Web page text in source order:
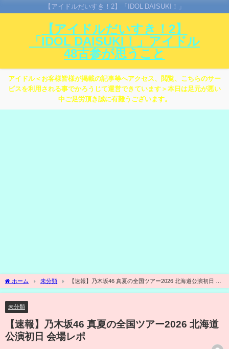
【アイドルだいすき！2】「IDOL DAISUKI！」
【アイドルだいすき！2】
「IDOL DAISUKI！」アイドル
48古参が思うこと
アイドル＜お客様皆様が掲載の記事等へアクセス、閲覧、こちらのサー
ビスを利用される事でかろうじて運営できています＞本日は足元が悪い
中ご足労頂き誠に有難うございます。
ホーム 未分類
【速報】乃木坂46 真夏の全国ツアー2026 北海道公演初日 会
場レポ
未分類
【速報】乃木坂46 真夏の全国ツアー2026 北海道
公演初日 会場レポ